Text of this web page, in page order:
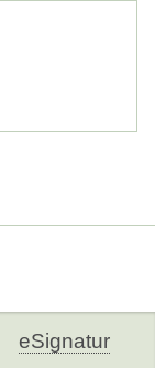
eSignatur